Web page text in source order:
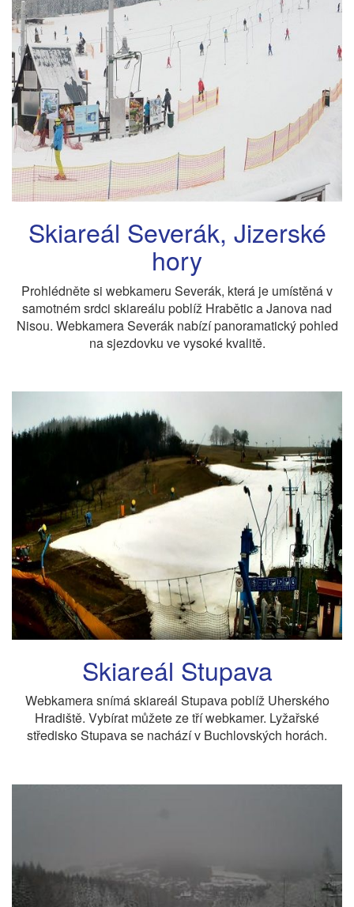
Skiareál Severák, Jizerské
hory
Prohlédněte si webkameru Severák, která je umístěná v
samotném srdci skiareálu poblíž Hrabětic a Janova nad
Nisou. Webkamera Severák nabízí panoramatický pohled
na sjezdovku ve vysoké kvalitě.
Skiareál Stupava
Webkamera snímá skiareál Stupava poblíž Uherského
Hradiště. Vybírat můžete ze tří webkamer. Lyžařské
středisko Stupava se nachází v Buchlovských horách.